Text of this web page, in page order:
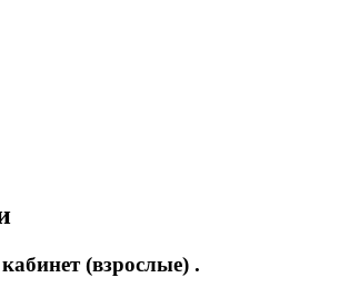
(взрослые) .